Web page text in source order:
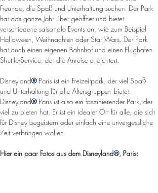
Freunde, die Spaß und Unterhaltung suchen. Der Park
hat das ganze Jahr über geöffnet und bietet
verschiedene saisonale Events an, wie zum Beispiel
Halloween, Weihnachten oder Star Wars. Der Park
hat auch einen eigenen Bahnhof und einen Flughafen-
Shuttle-Service, der die Anreise erleichtert.
Disneyland® Paris ist ein Freizeitpark, der viel Spaß
und Unterhaltung für alle Altersgruppen bietet.
Disneyland® Paris ist also ein faszinierender Park, der
viel zu bieten hat. Er ist ein idealer Ort für alle, die sich
für Disney begeistern oder einfach eine unvergessliche
Zeit verbringen wollen.
Hier ein paar Fotos aus dem Disneyland®, Paris: